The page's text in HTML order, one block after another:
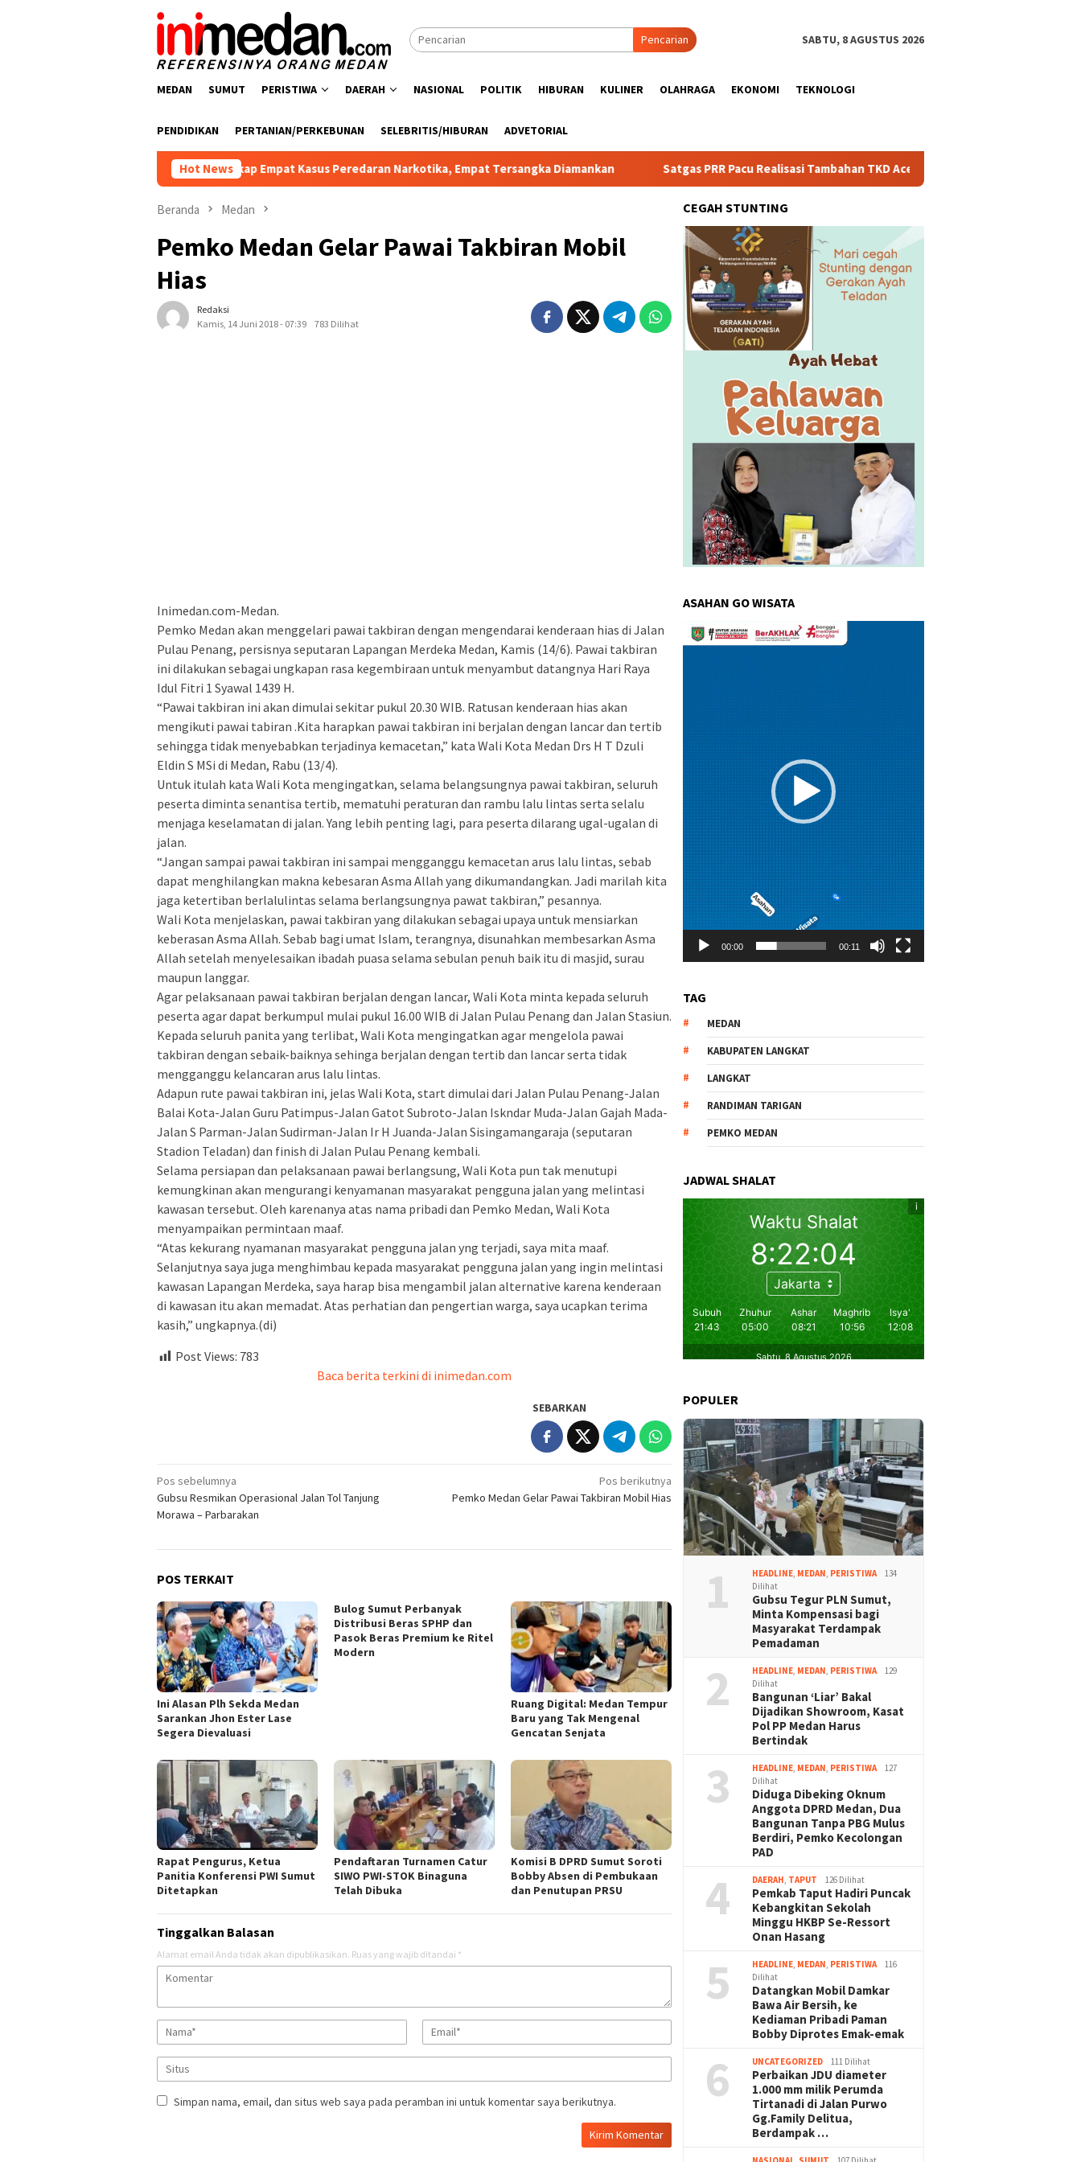
Pencarian SABTU, 8 AGUSTUS 2026
MEDAN SUMUT PERISTIWA DAERAH NASIONAL POLITIK HIBURAN KULINER OLAHRAGA EKONOMI TEKNOLOGI
PENDIDIKAN PERTANIAN/PERKEBUNAN SELEBRITIS/HIBURAN ADVETORIAL
Hot News
Polres Batu Bara Ungkap Empat Kasus Peredaran Narkotika, Empat Tersangka Diamankan Satgas PRR Pacu Realisasi Tambahan TKD Aceh Rp1,65 Triliun, Pastikan Transparan dan
Beranda Medan
Pemko Medan Gelar Pawai Takbiran Mobil
Hias
Redaksi
Kamis, 14 Juni 2018 - 07:39
783 Dilihat
Inimedan.com-Medan.
Pemko Medan akan menggelari pawai takbiran dengan mengendarai kenderaan hias di Jalan
Pulau Penang, persisnya seputaran Lapangan Merdeka Medan, Kamis (14/6). Pawai takbiran
ini dilakukan sebagai ungkapan rasa kegembiraan untuk menyambut datangnya Hari Raya
Idul Fitri 1 Syawal 1439 H.
“Pawai takbiran ini akan dimulai sekitar pukul 20.30 WIB. Ratusan kenderaan hias akan
mengikuti pawai tabiran .Kita harapkan pawai takbiran ini berjalan dengan lancar dan tertib
sehingga tidak menyebabkan terjadinya kemacetan,” kata Wali Kota Medan Drs H T Dzuli
Eldin S MSi di Medan, Rabu (13/4).
Untuk itulah kata Wali Kota mengingatkan, selama belangsungnya pawai takbiran, seluruh
peserta diminta senantisa tertib, mematuhi peraturan dan rambu lalu lintas serta selalu
menjaga keselamatan di jalan. Yang lebih penting lagi, para peserta dilarang ugal-ugalan di
jalan.
“Jangan sampai pawai takbiran ini sampai mengganggu kemacetan arus lalu lintas, sebab
dapat menghilangkan makna kebesaran Asma Allah yang dikumandangkan. Jadi marilah kita
jaga ketertiban berlalulintas selama berlangsungnya pawat takbiran,” pesannya.
Wali Kota menjelaskan, pawai takbiran yang dilakukan sebagai upaya untuk mensiarkan
keberasan Asma Allah. Sebab bagi umat Islam, terangnya, disunahkan membesarkan Asma
Allah setelah menyelesaikan ibadah puasa selama sebulan penuh baik itu di masjid, surau
maupun langgar.
Agar pelaksanaan pawai takbiran berjalan dengan lancar, Wali Kota minta kepada seluruh
peserta agar dapat berkumpul mulai pukul 16.00 WIB di Jalan Pulau Penang dan Jalan Stasiun.
Kepada seluruh panita yang terlibat, Wali Kota mengingatkan agar mengelola pawai
takbiran dengan sebaik-baiknya sehinga berjalan dengan tertib dan lancar serta tidak
mengganggu kelancaran arus lalu lintas.
Adapun rute pawai takbiran ini, jelas Wali Kota, start dimulai dari Jalan Pulau Penang-Jalan
Balai Kota-Jalan Guru Patimpus-Jalan Gatot Subroto-Jalan Iskndar Muda-Jalan Gajah Mada-
Jalan S Parman-Jalan Sudirman-Jalan Ir H Juanda-Jalan Sisingamangaraja (seputaran
Stadion Teladan) dan finish di Jalan Pulau Penang kembali.
Selama persiapan dan pelaksanaan pawai berlangsung, Wali Kota pun tak menutupi
kemungkinan akan mengurangi kenyamanan masyarakat pengguna jalan yang melintasi
kawasan tersebut. Oleh karenanya atas nama pribadi dan Pemko Medan, Wali Kota
menyampaikan permintaan maaf.
“Atas kekurang nyamanan masyarakat pengguna jalan yng terjadi, saya mita maaf.
Selanjutnya saya juga menghimbau kepada masyarakat pengguna jalan yang ingin melintasi
kawasan Lapangan Merdeka, saya harap bisa mengambil jalan alternative karena kenderaan
di kawasan itu akan memadat. Atas perhatian dan pengertian warga, saya ucapkan terima
kasih,” ungkapnya.(di)
Post Views: 783
Baca berita terkini di inimedan.com
SEBARKAN
Navigasi
pos
Pos sebelumnya
Gubsu Resmikan Operasional Jalan Tol Tanjung
Morawa – Parbarakan
Pos berikutnya
Pemko Medan Gelar Pawai Takbiran Mobil Hias
POS TERKAIT
Ini Alasan Plh Sekda Medan
Sarankan Jhon Ester Lase
Segera Dievaluasi
Bulog Sumut Perbanyak
Distribusi Beras SPHP dan
Pasok Beras Premium ke Ritel
Modern
Ruang Digital: Medan Tempur
Baru yang Tak Mengenal
Gencatan Senjata
Rapat Pengurus, Ketua
Panitia Konferensi PWI Sumut
Ditetapkan
Pendaftaran Turnamen Catur
SIWO PWI-STOK Binaguna
Telah Dibuka
Komisi B DPRD Sumut Soroti
Bobby Absen di Pembukaan
dan Penutupan PRSU
Tinggalkan Balasan
Alamat email Anda tidak akan dipublikasikan. Ruas yang wajib ditandai *
Simpan nama, email, dan situs web saya pada peramban ini untuk komentar saya berikutnya.
CEGAH STUNTING
ASAHAN GO WISATA
Pemutar
Video
00:00 00:11
TAG
MEDAN
KABUPATEN LANGKAT
LANGKAT
RANDIMAN TARIGAN
PEMKO MEDAN
JADWAL SHALAT
POPULER
1 HEADLINE, MEDAN, PERISTIWA
134
Dilihat
Gubsu Tegur PLN Sumut,
Minta Kompensasi bagi
Masyarakat Terdampak
Pemadaman
2 HEADLINE, MEDAN, PERISTIWA
129
Dilihat
Bangunan ‘Liar’ Bakal
Dijadikan Showroom, Kasat
Pol PP Medan Harus
Bertindak
3 HEADLINE, MEDAN, PERISTIWA
127
Dilihat
Diduga Dibeking Oknum
Anggota DPRD Medan, Dua
Bangunan Tanpa PBG Mulus
Berdiri, Pemko Kecolongan
PAD
4 DAERAH, TAPUT 126 Dilihat
Pemkab Taput Hadiri Puncak
Kebangkitan Sekolah
Minggu HKBP Se-Ressort
Onan Hasang
5 HEADLINE, MEDAN, PERISTIWA
116
Dilihat
Datangkan Mobil Damkar
Bawa Air Bersih, ke
Kediaman Pribadi Paman
Bobby Diprotes Emak-emak
6 UNCATEGORIZED 111 Dilihat
Perbaikan JDU diameter
1.000 mm milik Perumda
Tirtanadi di Jalan Purwo
Gg.Family Delitua,
Berdampak …